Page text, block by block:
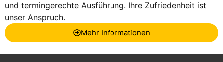
und termingerechte Ausführung. Ihre Zufriedenheit ist
unser Anspruch.
Mehr Informationen